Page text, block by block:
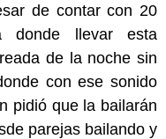
de contar con 20
donde llevar esta
de la noche sin
con ese sonido
pidió que la bailarán
parejas bailando y